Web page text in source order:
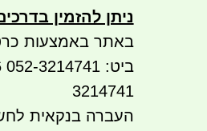
ניתן להזמין
באתר באמצעות
3214741
העברה בנקאית